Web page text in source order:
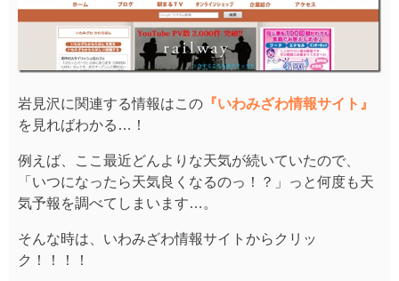
岩見沢に関連する情報はこの 『いわみざわ情報サイト』
を見ればわかる…！
例えば、ここ最近どんよりな天気が続いていたので、
「いつになったら天気良くなるのっ！？」っと何度も天
気予報を調べてしまいます…。
そんな時は、いわみざわ情報サイトからクリッ
ク！！！！